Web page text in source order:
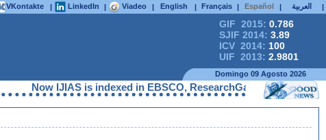
VKontakte | LinkedIn | Viadeo | English | Français | Español | العربية |
GIF 2015: 0.786
SJIF 2014: 3.89
ICV 2014: 100
UIF 2013: 2.9801
Domingo 09 Agosto 2026
Now IJIAS is indexed in EBSCO, ResearchGate, ProQuest,